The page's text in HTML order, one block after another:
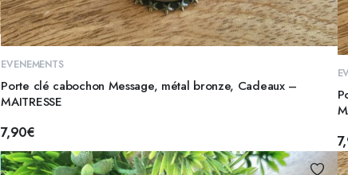
EVENEMENTS
Porte clé cabochon Message, métal bronze, Cadeaux –
MAITRESSE
7,90€